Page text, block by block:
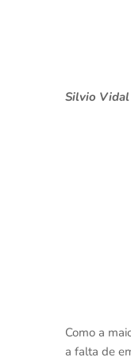
Silvio Vidal
Como a
a falta de